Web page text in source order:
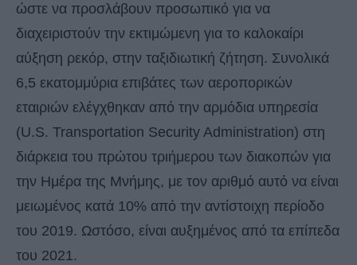
ώστε να προσλάβουν προσωπικό για να
διαχειριστούν την εκτιμώμενη για το καλοκαίρι
αύξηση ρεκόρ, στην ταξιδιωτική ζήτηση. Συνολικά
6,5 εκατομμύρια επιβάτες των αεροπορικών
εταιριών ελέγχθηκαν από την αρμόδια υπηρεσία
(U.S. Transportation Security Administration) στη
διάρκεια του πρώτου τριήμερου των διακοπών για
την Ημέρα της Μνήμης, με τον αριθμό αυτό να είναι
μειωμένος κατά 10% από την αντίστοιχη περίοδο
του 2019. Ωστόσο, είναι αυξημένος από τα επίπεδα
του 2021.